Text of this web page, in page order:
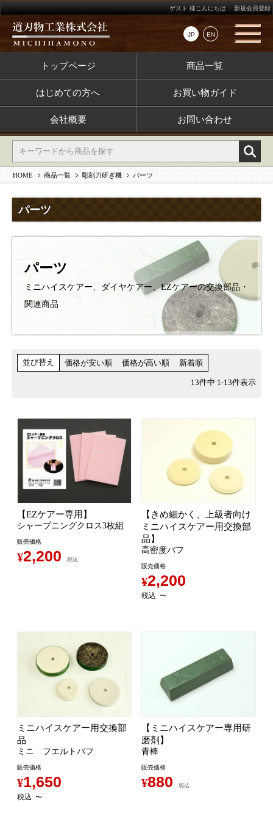
JP EN
ゲスト 様こんにちは 新規会員登録
トップページ 商品一覧
はじめての方へ お買い物ガイド
会社概要 お問い合わせ
HOME 商品一覧 彫刻刀研ぎ機 パーツ
パーツ
パーツ
ミニハイスケアー、ダイヤケアー、EZケアーの交換部品・
関連商品
並び替え 価格が安い順 価格が高い順 新着順
13件中 1 -13件表示
【EZケアー専用】
シャープニングクロス3枚組
販売価格
¥2,200 税込
【きめ細かく、上級者向け
ミニハイスケアー用交換部
品】
高密度バフ
販売価格
¥2,200
税込 〜
ミニハイスケアー用交換部
品
ミニ フエルトバフ
販売価格
¥1,650
税込 〜
【ミニハイスケアー専用研
磨剤】
青棒
販売価格
¥880 税込